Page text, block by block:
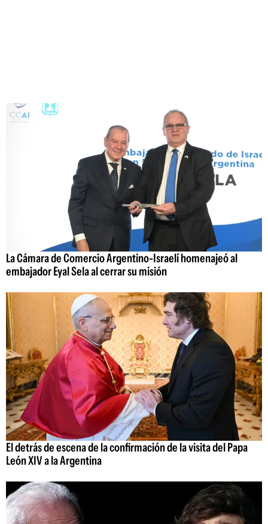
La Cámara de Comercio Argentino-Israelí homenajeó al
embajador Eyal Sela al cerrar su misión
El detrás de escena de la confirmación de la visita del Papa
León XIV a la Argentina